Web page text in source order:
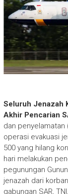
Seluruh Jenazah
Akhir Pencarian
dan penyelamatan
operasi evakuasi
500 yang hilang
hari melakukan
pegunungan
jenazah dari
gabungan SAR,